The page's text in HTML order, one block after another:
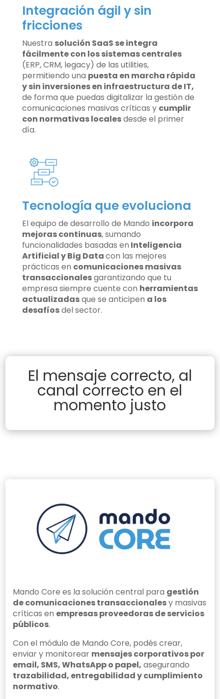
Integración ágil y sin
fricciones
Nuestra solución SaaS se integra
fácilmente con los sistemas centrales
(ERP, CRM, legacy) de las utilities,
permitiendo una puesta en marcha rápida
y sin inversiones en infraestructura de IT,
de forma que puedas digitalizar la gestión de
comunicaciones masivas críticas y cumplir
con normativas localesdesde el primer
día.
Tecnología que evoluciona
El equipo de desarrollo de Mando incorpora
mejoras continuas, sumando
funcionalidades basadas en Inteligencia
Artificial y Big Datacon las mejores
prácticas en comunicaciones masivas
transaccionalesgarantizando que tu
empresa siempre cuente con herramientas
actualizadasque se anticipen a los
desafíosdel sector.
El mensaje correcto, al
canal correcto en el
momento justo
Mando Core es la solución central para gestión
de comunicaciones transaccionalesy masivas
críticas en empresas proveedoras de servicios
públicos.
Con el módulo de Mando Core, podés crear,
enviar y monitorear mensajes corporativos por
email, SMS, WhatsApp o papel, asegurando
trazabilidad, entregabilidad y cumplimiento
normativo.